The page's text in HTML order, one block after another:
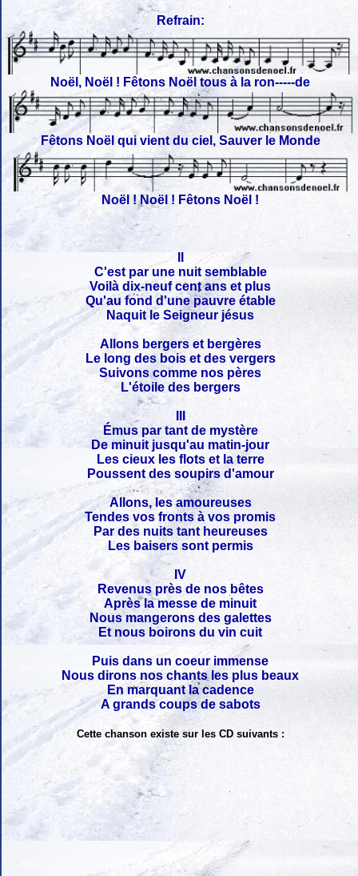
Refrain:
Noël, Noël ! Fêtons Noël tous à la ron-----de
Fêtons Noël qui vient du ciel, Sauver le Monde
Noël ! Noël ! Fêtons Noël !
C'est par une nuit semblable
Voilà dix-neuf cent ans et plus
Qu'au fond d'une pauvre étable
Naquit le Seigneur jésus
Allons bergers et bergères
Le long des bois et des vergers
Suivons comme nos pères
L'étoile des bergers
Émus par tant de mystère
De minuit jusqu'au matin-jour
Les cieux les flots et la terre
Poussent des soupirs d'amour
Allons, les amoureuses
Tendes vos fronts à vos promis
Par des nuits tant heureuses
Les baisers sont permis
IV
Revenus près de nos bêtes
Après la messe de minuit
Nous mangerons des galettes
Et nous boirons du vin cuit
Puis dans un coeur immense
Nous dirons nos chants les plus beaux
En marquant la cadence
A grands coups de sabots
Cette chanson existe sur les CD suivants :